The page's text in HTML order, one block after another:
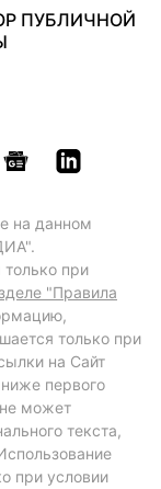
ПУБЛИЧНОЙ
на данном
при
"Правила
только при
на Сайт
первого
может
текста,
при условии